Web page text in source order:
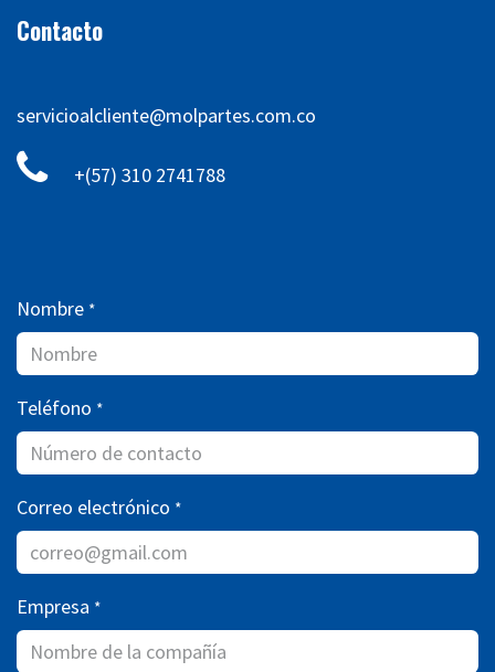
Contacto
servicioalcliente@molpartes.com.co
+(57) 310 2741788
Nombre *
Teléfono *
Correo electrónico *
Empresa *